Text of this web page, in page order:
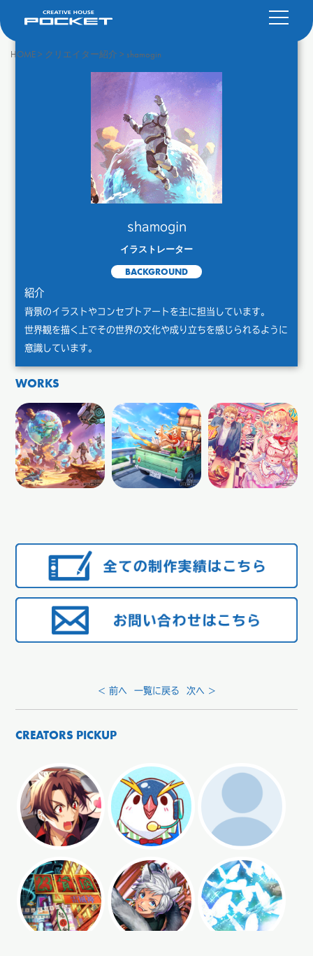
HOME> クリエイター紹介 > shamogin
shamogin
イラストレーター
BACKGROUND
紹介
背景のイラストやコンセプトアートを主に担当しています。
世界観を描く上でその世界の文化や成り立ちを感じられるように
意識しています。
WORKS
< 前へ 一覧に戻る 次へ >
CREATORS PICKUP